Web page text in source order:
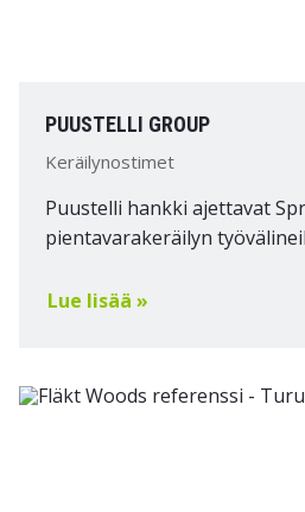
PUUSTELLI GROUP
Keräilynostimet
Puustelli hankki ajettavat
pientavarakeräilyn
Lue lisää »